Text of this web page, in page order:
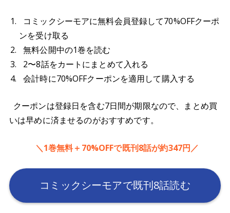
コミックシーモアに無料会員登録して70%OFFクーポ
ンを受け取る
無料公開中の1巻を読む
2〜8話をカートにまとめて入れる
会計時に70%OFFクーポンを適用して購入する
クーポンは登録日を含む7日間が期限なので、まとめ買
いは早めに済ませるのがおすすめです。
＼1巻無料＋70%OFFで既刊8話が約347円／
コミックシーモアで既刊8話読む